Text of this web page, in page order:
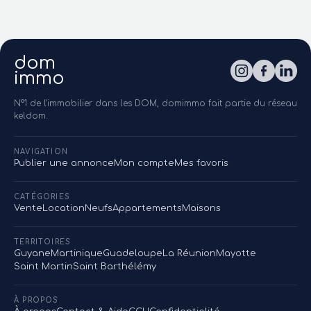
dom
immo
N°1 de l'immobilier dans les DOM, domimmo fait partie du réseau
keldom.
NAVIGATION
Publier une annonceMon compteMes favoris
CATÉGORIES
Vente LocationNeufsAppartementsMaisons
TERRITOIRES
GuyaneMartiniqueGuadeloupe La RéunionMayotte
Saint MartinSaint Barthélémy
À PROPOS